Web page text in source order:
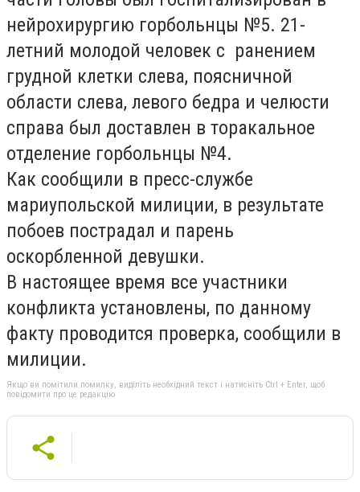
нейрохирургию горбольнцы №5. 21-
летний молодой человек с ранением
грудной клетки слева, поясничной
области слева, левого бедра и челюсти
справа был доставлен в торакальное
отделение горбольнцы №4.
Как сообщили в пресс-службе
мариупольской милиции, в результате
побоев пострадал и парень
оскорбленной девушки.
В настоящее время все участники
конфликта установлены, по данному
факту проводится проверка, сообщили в
милиции.
Якщо ви помітили помилку, виділіть необхідний текст і натисніть Ctrl + Enter, щоб
повідомити про це редакцію